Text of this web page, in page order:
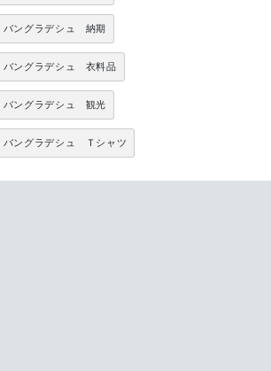
バングラデシュ 納期
バングラデシュ 衣料品
バングラデシュ 観光
バングラデシュ Ｔシャツ